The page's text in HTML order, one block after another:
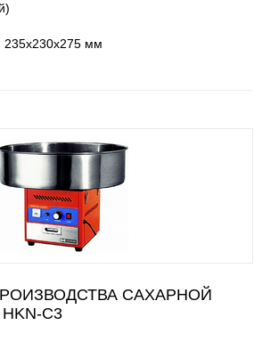
235х230х275 мм
САХАРНОЙ
C3